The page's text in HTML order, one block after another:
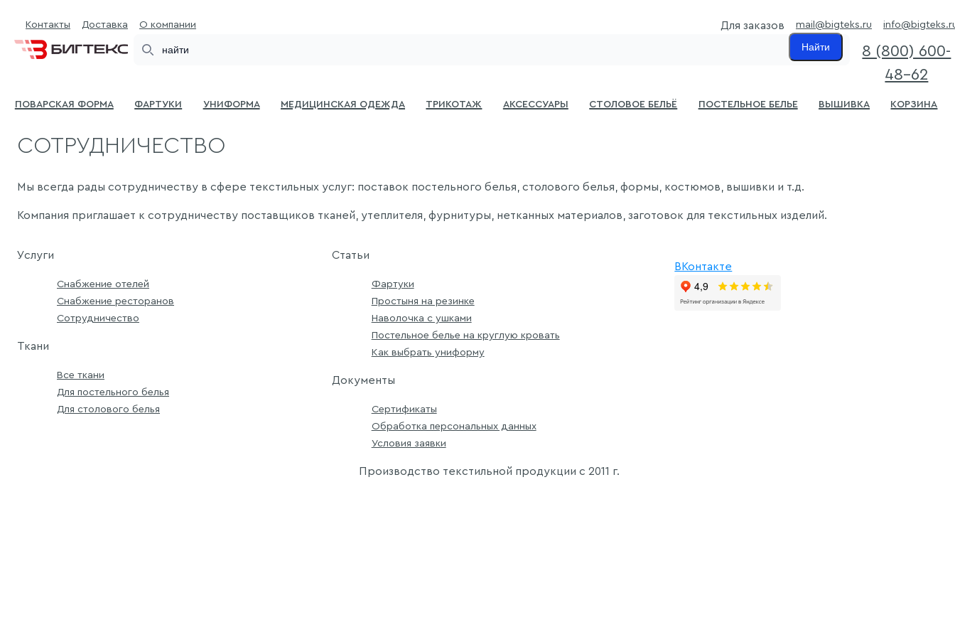
Контакты Доставка О компании Для заказов mail@bigteks.ru
Найти
8 (800) 600-
48-62
Поварская форма Фартуки Униформа Медицинская одежда Трикотаж Аксессуары Столовое бельё Постельное белье Вышивка Корзина
СОТРУДНИЧЕСТВО
Мы всегда рады сотрудничеству в сфере текстильных услуг: поставок постельного белья, столового белья, формы, костюмов, вышивки и т.д.
Компания приглашает к сотрудничеству поставщиков тканей, утеплителя, фурнитуры, нетканных материалов, заготовок для текстильных изделий.
Услуги
Снабжение отелей
Снабжение ресторанов
Сотрудничество
Ткани
Все ткани
Для постельного белья
Для столового белья
Статьи
Фартуки
Простыня на резинке
Наволочка с ушками
Постельное белье на круглую кровать
Как выбрать униформу
Документы
Сертификаты
Обработка персональных данных
Условия заявки
ВКонтакте
Производство текстильной продукции с 2011 г.